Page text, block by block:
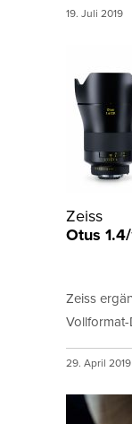
19. Juli 2019
Zeiss
Otus
Zeiss
Vollformat-
29. April 2019